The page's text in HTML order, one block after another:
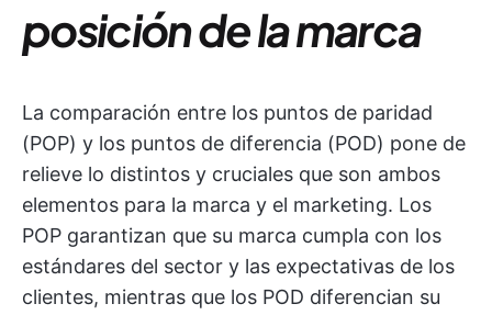
posición de la marca
La comparación entre los puntos de paridad
(POP) y los puntos de diferencia (POD) pone de
relieve lo distintos y cruciales que son ambos
elementos para la marca y el marketing. Los
POP garantizan que su marca cumpla con los
estándares del sector y las expectativas de los
clientes, mientras que los POD diferencian su